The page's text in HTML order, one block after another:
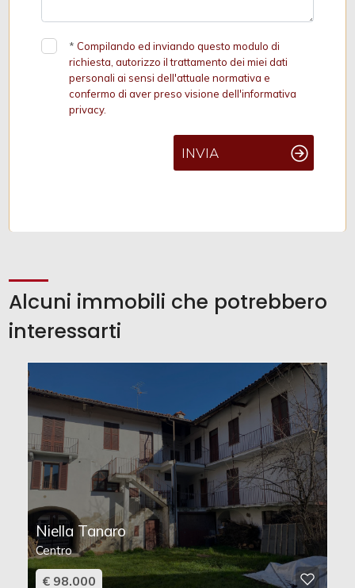
* Compilando ed inviando questo modulo di
richiesta, autorizzo il trattamento dei miei dati
personali ai sensi dell'attuale normativa e
confermo di aver preso visione dell'informativa
privacy.
INVIA
Alcuni immobili che potrebbero
interessarti
Niella Tanaro
Centro
€ 98.000